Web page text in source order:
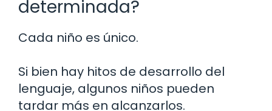
determinada?
Cada niño es único.
Si bien hay hitos de desarrollo del
lenguaje, algunos niños pueden
tardar más en alcanzarlos.